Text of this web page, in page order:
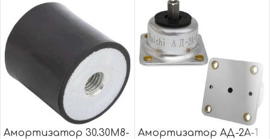
Амортизатор 30.30M8-
Амортизатор АД-2А-1